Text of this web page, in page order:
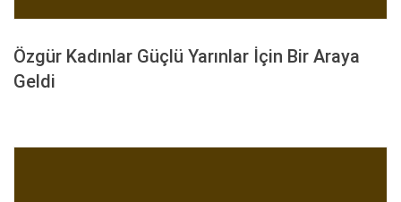
Özgür Kadınlar Güçlü Yarınlar İçin Bir Araya
Geldi